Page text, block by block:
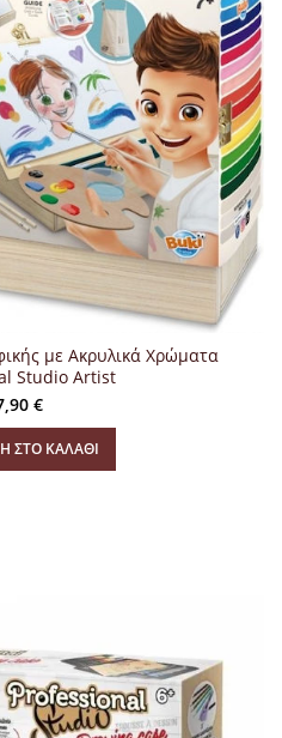
με Ακρυλικά Χρώματα
Studio Artist
€
ΣΤΟ ΚΑΛΆΘΙ